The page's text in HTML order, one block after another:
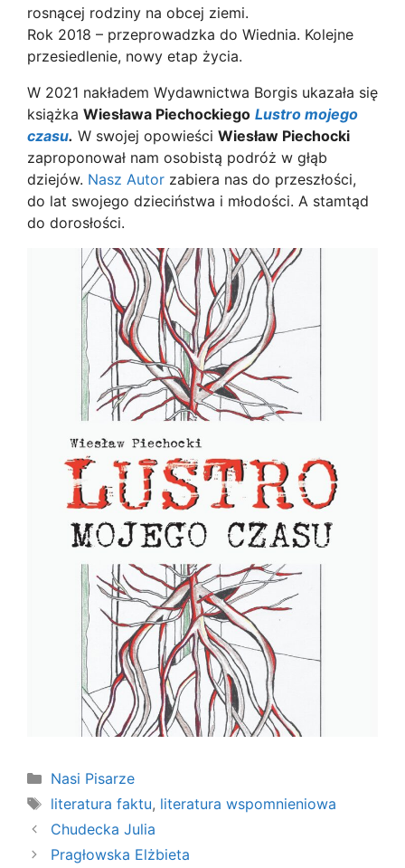
rosnącej rodziny na obcej ziemi.
Rok 2018 – przeprowadzka do Wiednia. Kolejne
przesiedlenie, nowy etap życia.
W 2021 nakładem Wydawnictwa Borgis ukazała się
książka Wiesława Piechockiego Lustro mojego
czasu. W swojej opowieści Wiesław Piechocki
zaproponował nam osobistą podróż w głąb
dziejów. Nasz Autor zabiera nas do przeszłości,
do lat swojego dzieciństwa i młodości. A stamtąd
do dorosłości.
Kategorie
Nasi Pisarze
Tagi
literatura faktu, literatura wspomnieniowa
Chudecka Julia
Pragłowska Elżbieta